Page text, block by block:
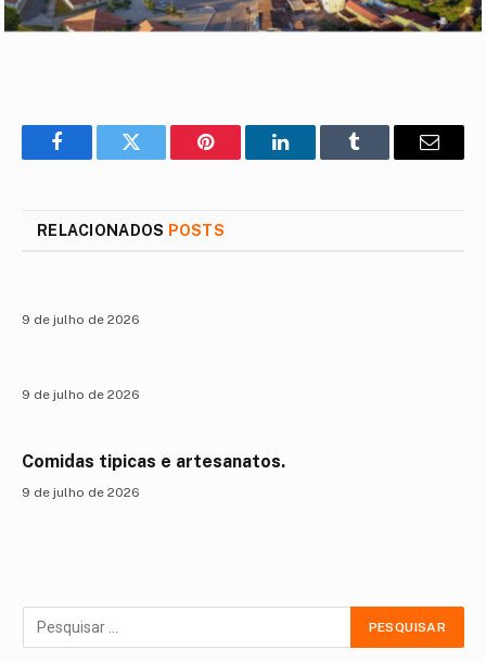
FacebookTwitter Pinterest LinkedInTumblr
E-
RELACIONADOS POSTS
9 de julho de 2026
9 de julho de 2026
Comidas tipicas e artesanatos.
9 de julho de 2026